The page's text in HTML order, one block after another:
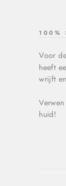
100%
Voor
heeft
wrijft
huid!